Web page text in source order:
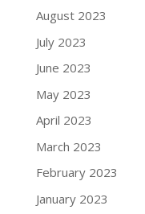
August 2023
July 2023
June 2023
May 2023
April 2023
March 2023
February 2023
January 2023